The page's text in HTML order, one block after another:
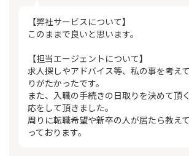
【弊社サービスについて】
このままで良いと思います。
【担当エージェントについて】
求人探しやアドバイス等、私の事を考え
りがたかったです。
また、入職の手続きの日取りを決めて頂
応をして頂きました。
周りに転職希望や新卒の人が居たら教え
っております。